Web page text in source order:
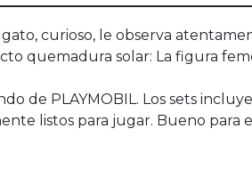
curioso, le observa
quemadura solar: La figura
de PLAYMOBIL. Los sets
listos para jugar. Bueno para